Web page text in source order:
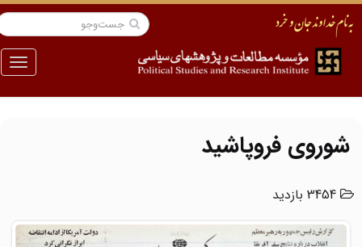
منو
شوروی فروپاشید
3454 بازدید